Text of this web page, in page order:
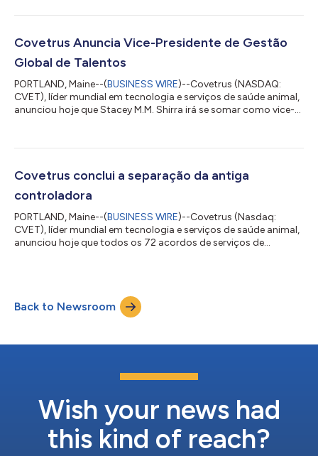
de marcas proprietárias mundiais da Covetrus, incluindo as
Calibra. A empresa irá contar com sua visão e experiência para
Covetrus Anuncia Vice-Presidente de Gestão
Global de Talentos
PORTLAND, Maine--(BUSINESS WIRE)--Covetrus (NASDAQ:
CVET), líder mundial em tecnologia e serviços de saúde animal,
anunciou hoje que Stacey M.M. Shirra irá se somar como vice-
empresa em seu plano trienal. Shirra será responsável pela
de um sólido banco de talentos em toda a organização. Como
parte de sua função, ela vis...
Covetrus conclui a separação da antiga
controladora
PORTLAND, Maine--(BUSINESS WIRE)--Covetrus (Nasdaq:
CVET), líder mundial em tecnologia e serviços de saúde animal,
anunciou hoje que todos os 72 acordos de serviços de
após a conclusão de sua cisão, representa um marco
significativo que permitirá à empresa coordenar ainda mais
seus negócios à medida que a empresa ava...
Back to Newsroom
Wish your news had
this kind of reach?